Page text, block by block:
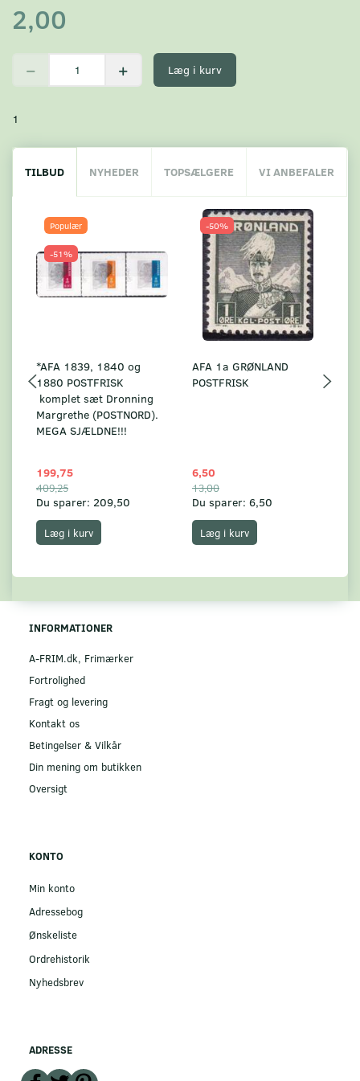
2,00
Læg i kurv
1
TILBUD NYHEDER TOPSÆLGERE VI ANBEFALER
Populær
-51%
*AFA 1839, 1840 og
1880 POSTFRISK
komplet sæt Dronning
Margrethe (POSTNORD).
MEGA SJÆLDNE!!!
199,75
409,25
Du sparer: 209,50
Læg i kurv
-50%
AFA 1a GRØNLAND
POSTFRISK
6,50
13,00
Du sparer: 6,50
Læg i kurv
INFORMATIONER
A-FRIM.dk, Frimærker
Fortrolighed
Fragt og levering
Kontakt os
Betingelser & Vilkår
Din mening om butikken
Oversigt
KONTO
Min konto
Adressebog
Ønskeliste
Ordrehistorik
Nyhedsbrev
ADRESSE